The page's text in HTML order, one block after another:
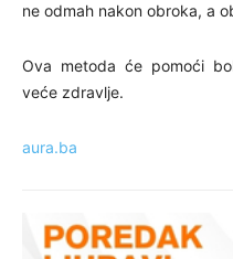
ne odmah nakon obroka, a
Ova metoda će pomoći
veće zdravlje.
aura.ba